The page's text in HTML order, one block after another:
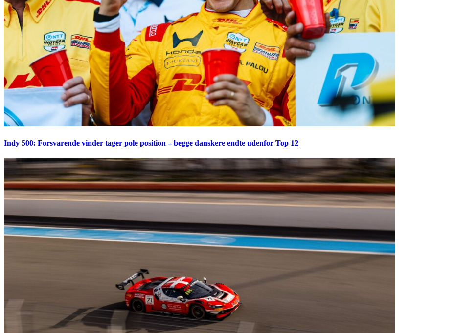
Indy 500: Forsvarende vinder tager pole position – begge danskere endte udenfor Top 12